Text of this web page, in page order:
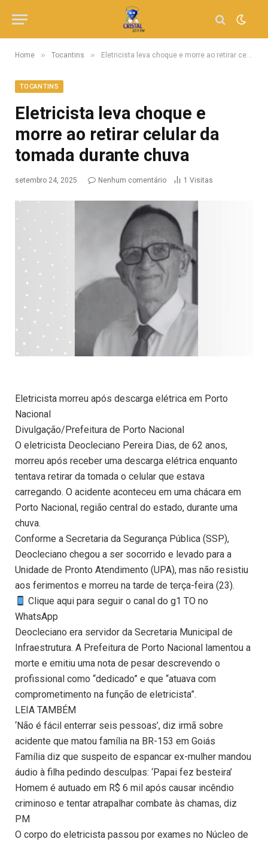
Home » Tocantins » Eletricista leva choque e morre ao retirar celular da tomada durante chuva
TOCANTINS
Eletricista leva choque e
morre ao retirar celular da
tomada durante chuva
setembro 24, 2025 Nenhum comentário 1 Visitas
Eletricista morreu após descarga elétrica em Porto
Nacional
Divulgação/Prefeitura de Porto Nacional
O eletricista Deocleciano Pereira Dias, de 62 anos,
morreu após receber uma descarga elétrica enquanto
tentava retirar da tomada o celular que estava
carregando. O acidente aconteceu em uma chácara em
Porto Nacional, região central do estado, durante uma
chuva.
Conforme a Secretaria da Segurança Pública (SSP),
Deocleciano chegou a ser socorrido e levado para a
Unidade de Pronto Atendimento (UPA), mas não resistiu
aos ferimentos e morreu na tarde de terça-feira (23).
Clique aqui para seguir o canal do g1 TO no
WhatsApp
Deocleciano era servidor da Secretaria Municipal de
Infraestrutura. A Prefeitura de Porto Nacional lamentou a
morte e emitiu uma nota de pesar descrevendo o
profissional como “dedicado” e que “atuava com
comprometimento na função de eletricista”.
LEIA TAMBÉM
‘Não é fácil enterrar seis pessoas’, diz irmã sobre
acidente que matou família na BR-153 em Goiás
Família diz que suspeito de espancar ex-mulher mandou
áudio à filha pedindo desculpas: ‘Papai fez besteira’
Homem é autuado em R$ 6 mil após causar incêndio
criminoso e tentar atrapalhar combate às chamas, diz
PM
O corpo do eletricista passou por exames no Núcleo de